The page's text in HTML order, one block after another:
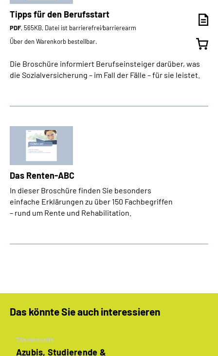
Tipps für den Berufsstart
PDF, 565KB, Datei ist barrierefrei⁄barrierearm
Über den Warenkorb bestellbar.
Die Broschüre informiert Berufseinsteiger darüber, was
die Sozialversicherung – im Fall der Fälle – für sie leistet.
Das Renten-ABC
In dieser Broschüre finden Sie besonders
einfache Erklärungen zu über 150 Fachbegriffen
– rund um Rente und Rehabilitation.
Das könnte Sie auch interessieren
Themenseite
Azubis, Studierende &